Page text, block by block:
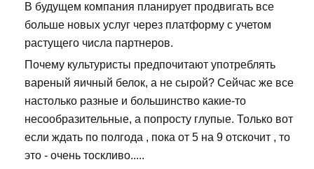
В будущем компания планирует продвигать все
больше новых услуг через платформу с учетом
растущего числа партнеров.
Почему культуристы предпочитают употреблять
вареный яичный белок, а не сырой? Сейчас же все
настолько разные и большинство какие-то
несообразительные, а попросту глупые. Только вот
если ждать по полгода , пока от 5 на 9 отскочит , то
это - очень тоскливо.....